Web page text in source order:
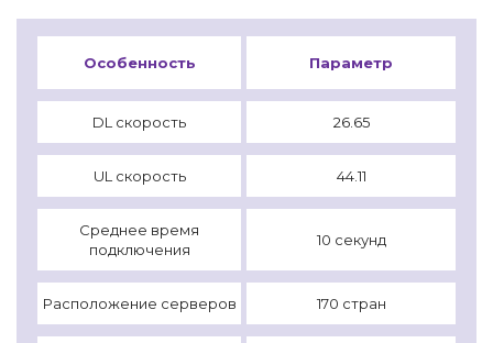
Особенность Параметр
DL скорость 26.65
UL скорость 44.11
Среднее время
подключения
10 секунд
Расположение серверов 170 стран